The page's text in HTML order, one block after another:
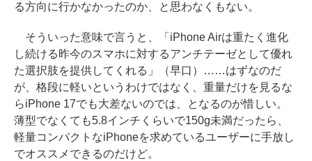
る方向に行かなかったのか、と思わなくもない。
そういった意味で言うと、「iPhone Airは重たく進化
し続ける昨今のスマホに対するアンチテーゼとして優れ
た選択肢を提供してくれる」（早口）……はずなのだ
が、格段に軽いというわけではなく、重量だけを見るな
らiPhone 17でも大差ないのでは、となるのが惜しい。
薄型でなくても5.8インチくらいで150g未満だったら、
軽量コンパクトなiPhoneを求めているユーザーに手放し
でオススメできるのだけど。